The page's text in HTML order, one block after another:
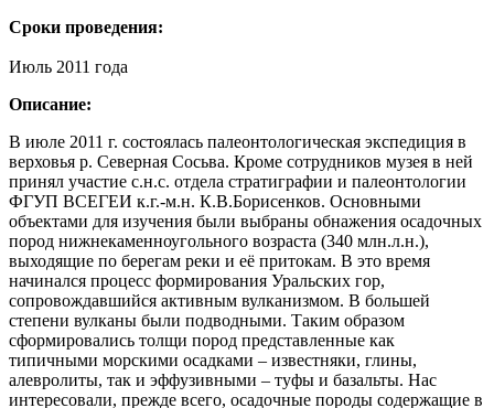
Сроки проведения:
Июль 2011 года
Описание:
В июле 2011 г. состоялась палеонтологическая экспедиция в
верховья р. Северная Сосьва. Кроме сотрудников музея в ней
принял участие с.н.с. отдела стратиграфии и палеонтологии
ФГУП ВСЕГЕИ к.г.-м.н. К.В.Борисенков. Основными
объектами для изучения были выбраны обнажения осадочных
пород нижнекаменноугольного возраста (340 млн.л.н.),
выходящие по берегам реки и её притокам. В это время
начинался процесс формирования Уральских гор,
сопровождавшийся активным вулканизмом. В большей
степени вулканы были подводными. Таким образом
сформировались толщи пород представленные как
типичными морскими осадками – известняки, глины,
алевролиты, так и эффузивными – туфы и базальты. Нас
интересовали, прежде всего, осадочные породы содержащие в